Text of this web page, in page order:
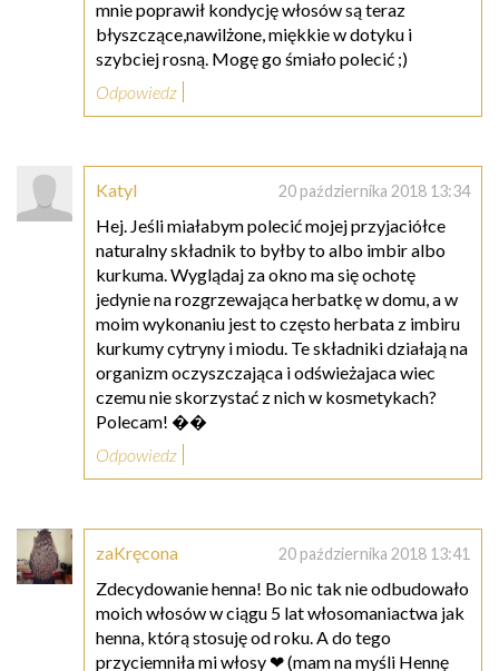
mnie poprawił kondycję włosów są teraz
błyszczące,nawilżone, miękkie w dotyku i
szybciej rosną. Mogę go śmiało polecić ;)
Odpowiedz
Katyl 20 października 2018 13:34
Hej. Jeśli miałabym polecić mojej przyjaciółce
naturalny składnik to byłby to albo imbir albo
kurkuma. Wyglądaj za okno ma się ochotę
jedynie na rozgrzewająca herbatkę w domu, a w
moim wykonaniu jest to często herbata z imbiru
kurkumy cytryny i miodu. Te składniki działają na
organizm oczyszczająca i odświeżajaca wiec
czemu nie skorzystać z nich w kosmetykach?
Polecam! ��
Odpowiedz
zaKręcona 20 października 2018 13:41
Zdecydowanie henna! Bo nic tak nie odbudowało
moich włosów w ciągu 5 lat włosomaniactwa jak
henna, którą stosuję od roku. A do tego
przyciemniła mi włosy ❤ (mam na myśli Hennę